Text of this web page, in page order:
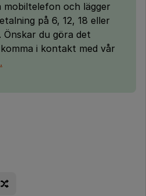
mobiltelefon och lägger
på 6, 12, 18 eller
Önskar du göra det
i kontakt med vår